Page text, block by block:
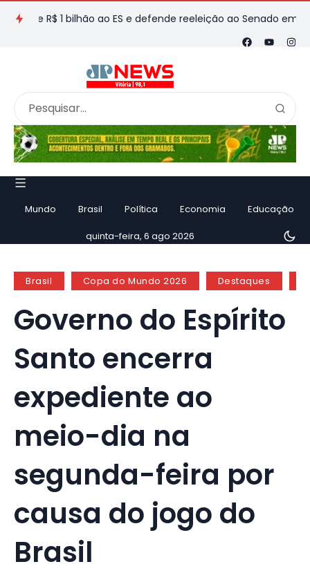
1 bilhão ao ES e defende reeleição ao Senado em entrevista
Mundo Brasil Política Economia Educação
quinta-feira, 6 ago 2026
Brasil Copa do Mundo 2026 Destaques
Governo do Espírito
Santo encerra
expediente ao
meio-dia na
segunda-feira por
causa do jogo do
Brasil